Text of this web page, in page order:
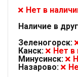
Нет в
Наличие в
Зеленогорск:
Канск:
Нет в
Минусинск:
Назарово: